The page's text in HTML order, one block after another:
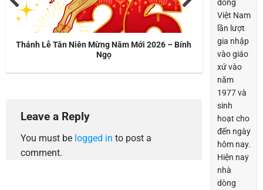
Thánh Lễ Tân Niên Mừng Năm Mới 2026 – Bính
Ngọ
Leave a Reply
You must be logged in to post a
comment.
đồng
Việt Nam
lần lượt
gia nhập
vào giáo
xứ vào
năm
1977 và
sinh
hoạt cho
đến ngày
hôm nay.
Hiện nay
nhà
dòng